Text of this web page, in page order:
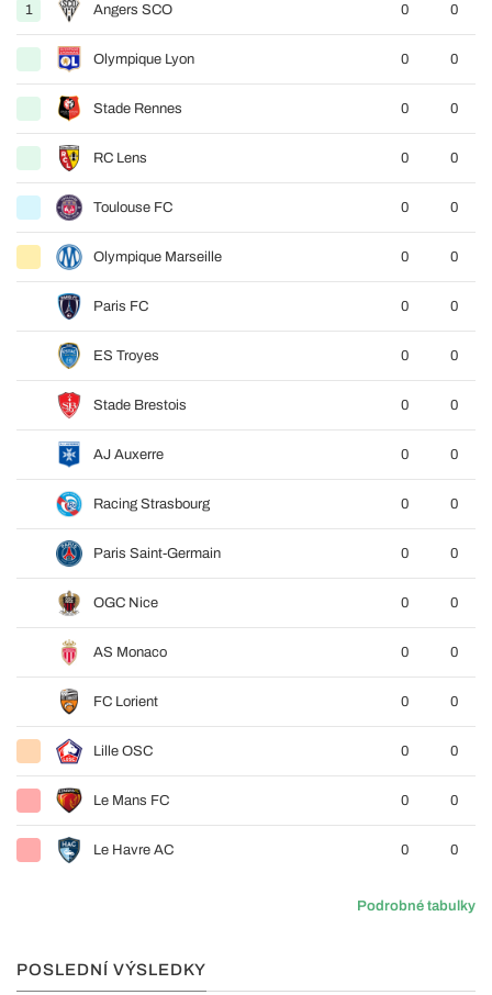
1 Angers SCO 0 0
Olympique Lyon 0 0
Stade Rennes 0 0
RC Lens 0 0
Toulouse FC 0 0
Olympique Marseille 0 0
Paris FC 0 0
ES Troyes 0 0
Stade Brestois 0 0
AJ Auxerre 0 0
Racing Strasbourg 0 0
Paris Saint-Germain 0 0
OGC Nice 0 0
AS Monaco 0 0
FC Lorient 0 0
Lille OSC 0 0
Le Mans FC 0 0
Le Havre AC 0 0
Podrobné tabulky
POSLEDNÍ VÝSLEDKY